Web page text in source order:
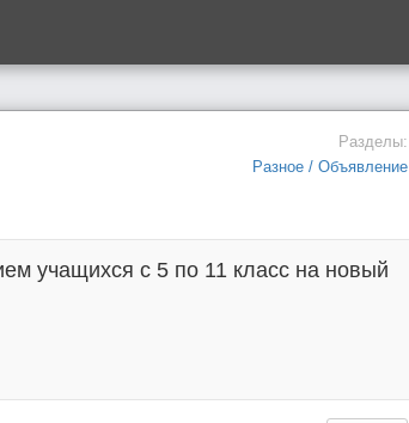
Разделы:
Разное / Объявление
учащихся с 5 по 11 класс на новый